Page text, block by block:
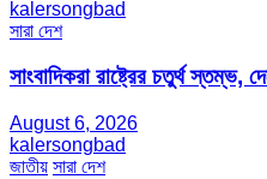
kalersongbad
সারা দেশ
সাংবাদিকরা রাষ্ট্রের চতুর্থ
August 6, 2026
kalersongbad
জাতীয় সারা দেশ